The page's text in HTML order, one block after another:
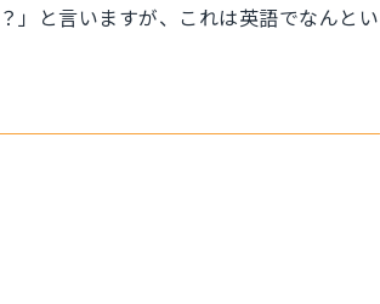
」と言いますが、これは英語でなんとい